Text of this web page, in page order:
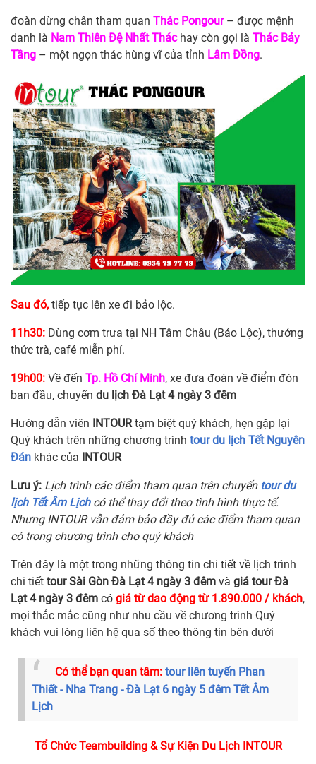
đoàn dừng chân tham quan Thác Pongour– được mệnh
danh là Nam Thiên Đệ Nhất Thác hay còn gọi là Thác Bảy
Tầng – một ngọn thác hùng vĩ của tỉnh Lâm Đồng.
Sau đó, tiếp tục lên xe đi bảo lộc.
11h30: Dùng cơm trưa tại NH Tâm Châu (Bảo Lộc), thưởng
thức trà, café miễn phí.
19h00: Về đến Tp. Hồ Chí Minh, xe đưa đoàn về điểm đón
ban đầu, chuyến du lịch Đà Lạt 4 ngày 3 đêm
Hướng dẫn viên INTOURtạm biệt quý khách, hẹn gặp lại
Quý khách trên những chương trình tour du lịch Tết Nguyên
Đán khác của INTOUR
Lưu ý: Lịch trình các điểm tham quan trên chuyến tour du
lịch Tết Âm Lịchcó thể thay đổi theo tình hình thực tế.
Nhưng INTOUR vẫn đảm bảo đầy đủ các điểm tham quan
có trong chương trình cho quý khách
Trên đây là một trong những thông tin chi tiết về lịch trình
chi tiết tour Sài Gòn Đà Lạt 4 ngày 3 đêm và giá tour Đà
Lạt 4 ngày 3 đêm có giá từ dao động từ 1.890.000 / khách,
mọi thắc mắc cũng như nhu cầu về chương trình Quý
khách vui lòng liên hệ qua số theo thông tin bên dưới
Có thể bạn quan tâm: tour liên tuyến Phan
Thiết - Nha Trang - Đà Lạt 6 ngày 5 đêm Tết Âm
Lịch
Tổ Chức Teambuilding & Sự Kiện Du Lịch INTOUR